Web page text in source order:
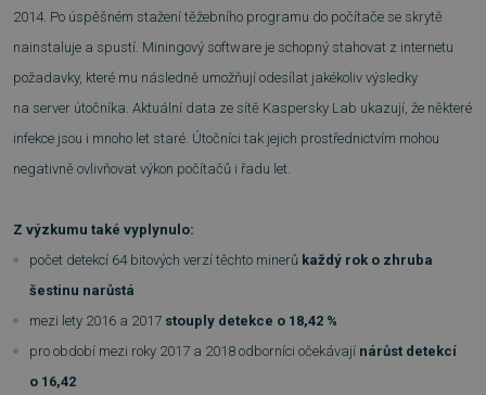
2014. Po úspěšném stažení těžebního programu do počítače se skrytě
nainstaluje a spustí. Miningový software je schopný stahovat z internetu
požadavky, které mu následně umožňují odesílat jakékoliv výsledky
na server útočníka. Aktuální data ze sítě Kaspersky Lab ukazují, že některé
infekce jsou i mnoho let staré. Útočníci tak jejich prostřednictvím mohou
negativně ovlivňovat výkon počítačů i řadu let.
Z výzkumu také vyplynulo:
počet detekcí 64 bitových verzí těchto minerů každý rok o zhruba
šestinu narůstá
mezi lety 2016 a 2017 stouply detekce o 18,42 %
pro období mezi roky 2017 a 2018 odborníci očekávají nárůst detekcí
o 16,42